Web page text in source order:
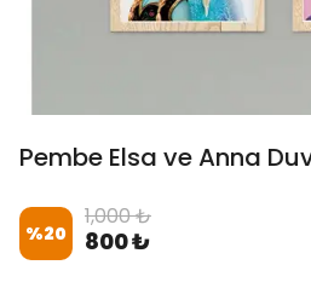
Pembe Elsa ve Anna
%20
1,000 ₺
800 ₺